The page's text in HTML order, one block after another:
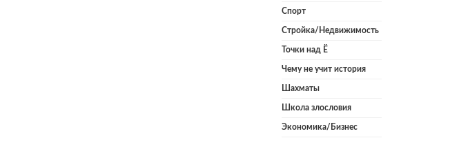
Спорт
Стройка/Недвижимость
Точки над Ё
Чему не учит история
Шахматы
Школа злословия
Экономика/Бизнес